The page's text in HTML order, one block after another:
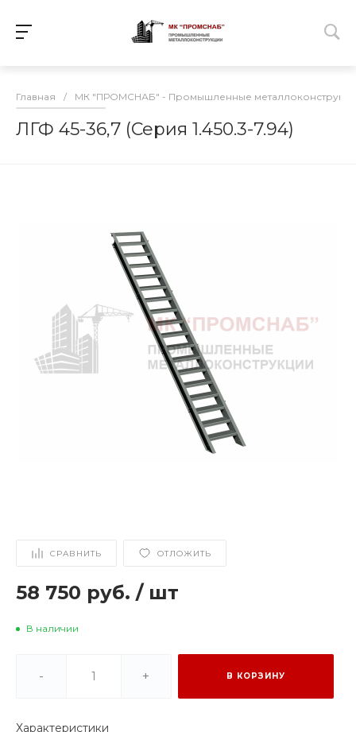
Главная / МК "ПРОМСНАБ" - Промышленные
ЛГФ 45-36,7 (Серия 1.450.3-7.94)
СРАВНИТЬ ОТЛОЖИТЬ
58 750 руб. / шт
В наличии
- + В КОРЗИНУ
Характеристики